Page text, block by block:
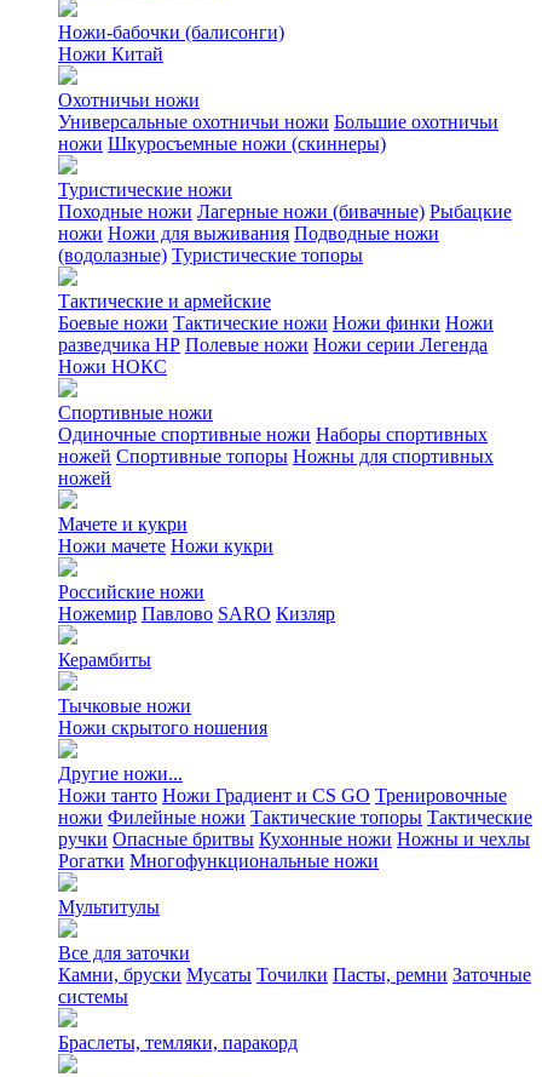
Ножи-бабочки (балисонги)
Ножи Китай
Охотничьи ножи
Универсальные охотничьи ножи Большие охотничьи
ножи Шкуросъемные ножи (скиннеры)
Туристические ножи
Походные ножи Лагерные ножи (бивачные) Рыбацкие
ножи Ножи для выживания Подводные ножи
(водолазные) Туристические топоры
Тактические и армейские
Боевые ножи Тактические ножи Ножи финки Ножи
разведчика НР Полевые ножи Ножи серии Легенда
Ножи НОКС
Спортивные ножи
Одиночные спортивные ножи Наборы спортивных
ножей Спортивные топоры Ножны для спортивных
ножей
Мачете и кукри
Ножи мачете Ножи кукри
Российские ножи
Ножемир Павлово SARO Кизляр
Керамбиты
Тычковые ножи
Ножи скрытого ношения
Другие ножи...
Ножи танто Ножи Градиент и CS GO Тренировочные
ножи Филейные ножи Тактические топоры Тактические
ручки Опасные бритвы Кухонные ножи Ножны и чехлы
Рогатки Многофункциональные ножи
Мультитулы
Все для заточки
Камни, бруски Мусаты Точилки Пасты, ремни Заточные
системы
Браслеты, темляки, паракорд